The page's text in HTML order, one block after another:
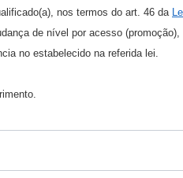
nos termos do art. 46 da
de nível por acesso
no estabelecido na referida lei.